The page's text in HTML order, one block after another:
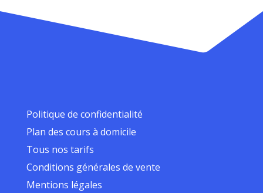
Politique de confidentialité
Plan des cours à domicile
Tous nos tarifs
Conditions générales de vente
Mentions légales